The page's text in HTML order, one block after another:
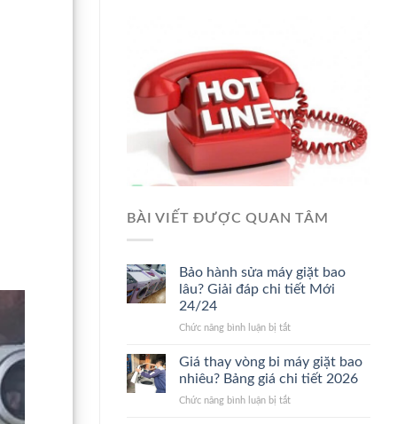
BÀI VIẾT ĐƯỢC QUAN TÂM
Bảo hành sửa máy giặt bao
lâu? Giải đáp chi tiết Mới
24/24
Chức năng bình luận bị tắtở
hành
sửa
giặt
Giá thay vòng bi máy giặt bao
nhiêu? Bảng giá chi tiết 2026
Chức năng bình luận bị tắtở